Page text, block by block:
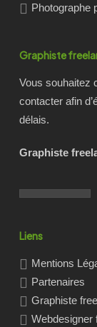
Photographe
Graphiste
Vous souhaitez
contacter afin
délais.
Graphiste
Liens
Mentions
Partenaires
Graphiste
Webdesigner